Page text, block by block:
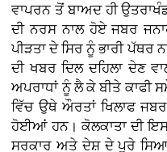
ਵਾਪਰਨ ਤੋਂ ਬਾਅਦ ਹੀ
ਦੀ ਨਰਸ ਨਾਲ ਹੋਏ ਜਬਰ
ਪੀੜਤਾ ਦੇ ਸਿਰ ਨੂੰ ਭਾਰੀ ਪੱਥਰ
ਦੀ ਖਬਰ ਦਿਲ ਦਹਿਲਾ ਦੇਣ
ਅਪਰਾਧਾਂ ਨੂੰ ਲੈ ਕੇ ਬੀਤੇ ਕਾਫੀ
ਵਿੱਚ ਉਥੇ ਔਰਤਾਂ ਖਿਲਾਫ
ਹੋਈਆਂ ਹਨ। ਕੋਲਕਾਤਾ ਦੀ ਇਸ
ਸਰਕਾਰ ਅਤੇ ਦੇਸ਼ ਦੇ ਪੂਰੇ